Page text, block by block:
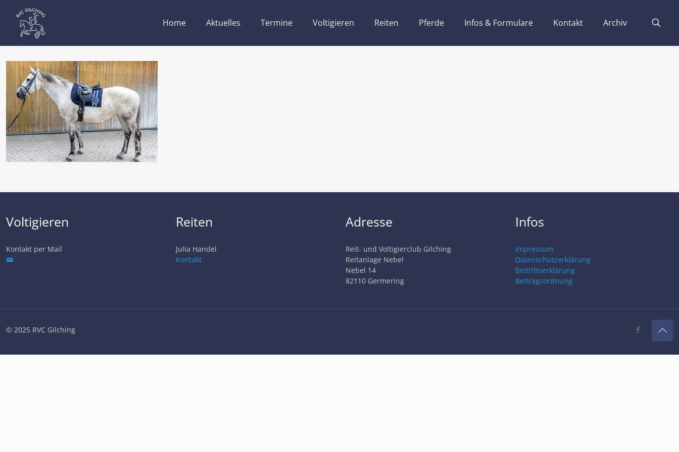
Home Aktuelles Termine Voltigieren Reiten Pferde Infos & Formulare Kontakt Archiv
Voltigieren
Kontakt per Mail
Reiten
Julia Handel
Kontakt
Adresse
Reit- und Voltigierclub Gilching
Reitanlage Nebel
Nebel 14
82110 Germering
Infos
Impressum
Datenschutzerklärung
Beitrittserklärung
Beitragsordnung
© 2025 RVC Gilching